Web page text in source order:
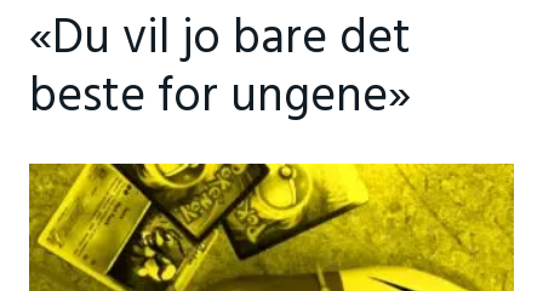
«Du vil jo bare det
beste for ungene»